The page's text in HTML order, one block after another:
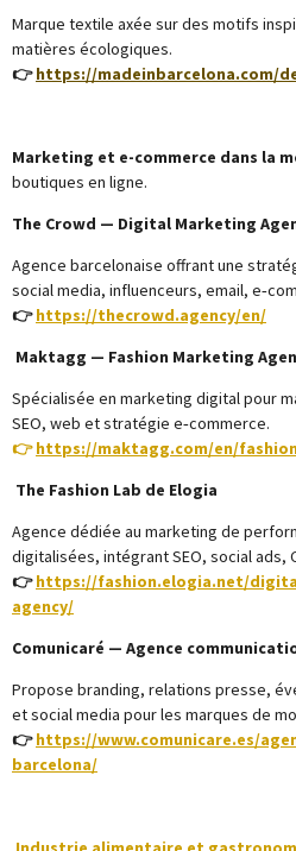
Marque textile axée sur des motifs
matières écologiques.
👉https://madeinbarcelona.com/
Marketing et e-commerce dans la
boutiques en ligne.
The Crowd — Digital Marketing
Agence barcelonaise offrant une
social media, influenceurs, email,
👉 https://thecrowd.agency/en/
Maktagg — Fashion Marketing
Spécialisée en marketing digital pour
SEO, web et stratégie e‑commerce.
👉https://maktagg.com/en/
The Fashion Lab de Elogia
Agence dédiée au marketing de
digitalisées, intégrant SEO, social ads,
👉 https://fashion.elogia.net/
agency/
Comunicaré — Agence
Propose branding, relations presse,
et social media pour les marques de
👉 https://www.comunicare.es/
barcelona/